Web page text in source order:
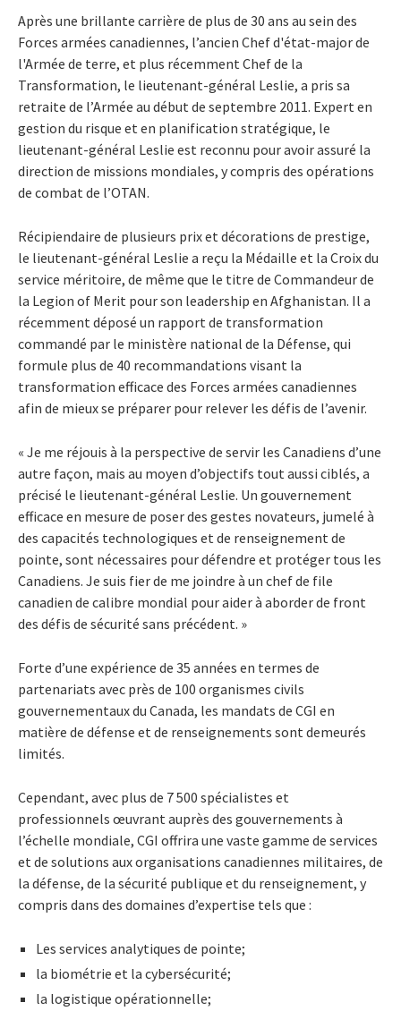
Après une brillante carrière de plus de 30 ans au sein des
Forces armées canadiennes, l’ancien Chef d'état-major de
l'Armée de terre, et plus récemment Chef de la
Transformation, le lieutenant-général Leslie, a pris sa
retraite de l’Armée au début de septembre 2011. Expert en
gestion du risque et en planification stratégique, le
lieutenant-général Leslie est reconnu pour avoir assuré la
direction de missions mondiales, y compris des opérations
de combat de l’OTAN.
Récipiendaire de plusieurs prix et décorations de prestige,
le lieutenant-général Leslie a reçu la Médaille et la Croix du
service méritoire, de même que le titre de Commandeur de
la Legion of Merit pour son leadership en Afghanistan. Il a
récemment déposé un rapport de transformation
commandé par le ministère national de la Défense, qui
formule plus de 40 recommandations visant la
transformation efficace des Forces armées canadiennes
afin de mieux se préparer pour relever les défis de l’avenir.
« Je me réjouis à la perspective de servir les Canadiens d’une
autre façon, mais au moyen d’objectifs tout aussi ciblés, a
précisé le lieutenant-général Leslie. Un gouvernement
efficace en mesure de poser des gestes novateurs, jumelé à
des capacités technologiques et de renseignement de
pointe, sont nécessaires pour défendre et protéger tous les
Canadiens. Je suis fier de me joindre à un chef de file
canadien de calibre mondial pour aider à aborder de front
des défis de sécurité sans précédent. »
Forte d’une expérience de 35 années en termes de
partenariats avec près de 100 organismes civils
gouvernementaux du Canada, les mandats de CGI en
matière de défense et de renseignements sont demeurés
limités.
Cependant, avec plus de 7 500 spécialistes et
professionnels œuvrant auprès des gouvernements à
l’échelle mondiale, CGI offrira une vaste gamme de services
et de solutions aux organisations canadiennes militaires, de
la défense, de la sécurité publique et du renseignement, y
compris dans des domaines d’expertise tels que :
Les services analytiques de pointe;
la biométrie et la cybersécurité;
la logistique opérationnelle;